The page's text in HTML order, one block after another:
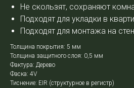
Не скользят, сохраняют
Подходят для укладки в
Подходят для монтажа на
Толщина покрытия: 5 мм
Толщина защитного слоя: 0,5 мм
Фактура: Дерево
Фаска: 4V
Тиснение: EIR (структурное в регистр)